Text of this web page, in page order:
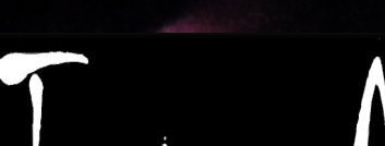
com outros olhos.